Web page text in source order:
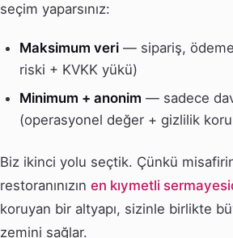
seçim yaparsınız:
Maksimum veri — sipariş,
riski + KVKK yükü)
Minimum + anonim — sadece
(operasyonel değer + gizlilik
Biz ikinci yolu seçtik. Çünkü
restoranınızın en kıymetli
koruyan bir altyapı, sizinle birlikte
zemini sağlar.